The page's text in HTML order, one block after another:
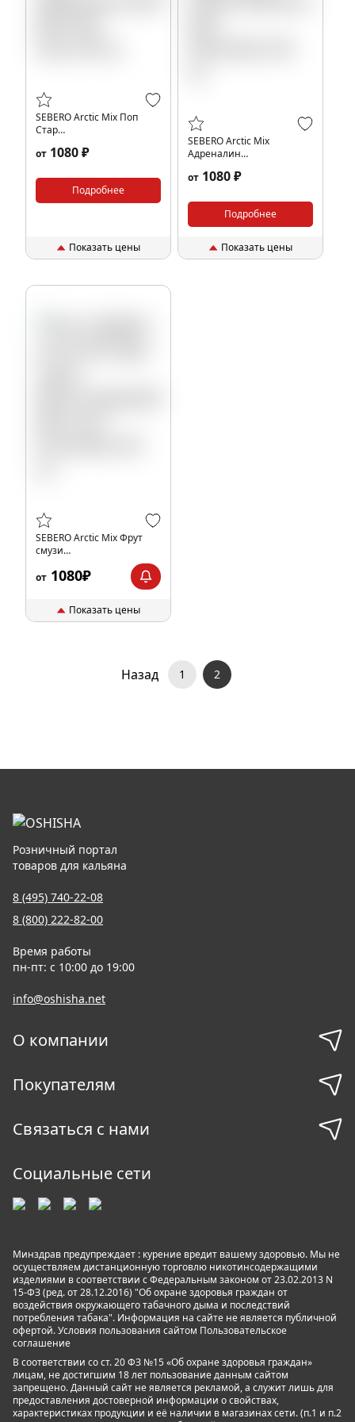
SEBERO Arctic Mix Поп
Стар
(Mix Pop star),100 гр.
от 1080 ₽
Подробнее
Показать цены
SEBERO Arctic Mix
Адреналин
(Mix Adrenalin),100 гр.
от 1080 ₽
Подробнее
Показать цены
SEBERO Arctic Mix Фрут
смузи
Манго,маракуйя,ананас,киви,арктик
(Mix Fruit Smoothie),100 гр.
от 1080₽
Показать цены
Назад 1 2
Розничный портал
товаров для кальяна
8 (495) 740-22-08
8 (800) 222-82-00
Время работы
пн-пт: с 10:00 до 19:00
info@oshisha.net
О компании
Покупателям
Связаться с нами
Социальные сети
Минздрав предупреждает : курение вредит вашему здоровью. Мы не
осуществляем дистанционную торговлю никотинсодержащими
изделиями в соответствии с Федеральным законом от 23.02.2013 N
15-ФЗ (ред. от 28.12.2016) "Об охране здоровья граждан от
воздействия окружающего табачного дыма и последствий
потребления табака". Информация на сайте не является публичной
офертой. Условия пользования сайтом Пользовательское
соглашение
В соответствии со ст. 20 ФЗ №15 «Об охране здоровья граждан»
лицам, не достигшим 18 лет пользование данным сайтом
запрещено. Данный сайт не является рекламой, а служит лишь для
предоставления достоверной информации о свойствах,
характеристиках продукции и её наличии в магазинах сети. (п.1 и п.2